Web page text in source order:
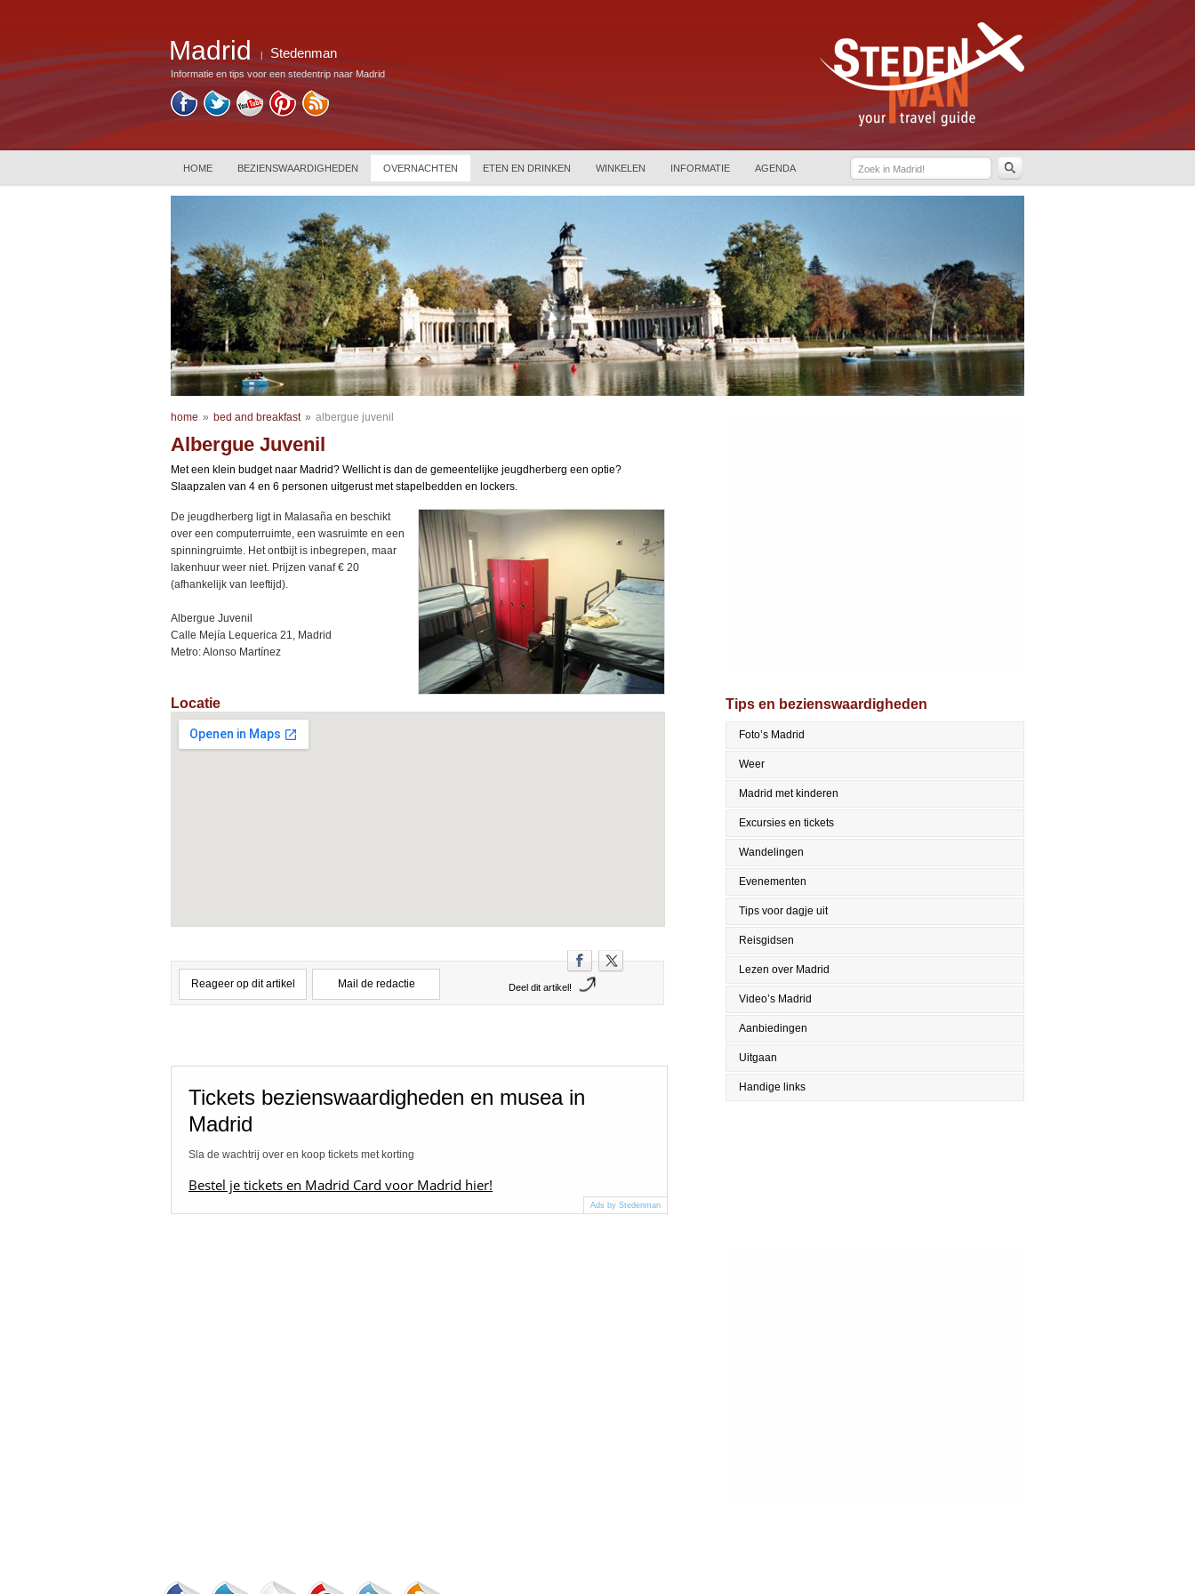
Madrid Stedenman
Informatie en tips voor een stedentrip naar Madrid
HOME BEZIENSWAARDIGHEDEN OVERNACHTEN ETEN EN DRINKEN WINKELEN INFORMATIE AGENDA
home » bed and breakfast » albergue juvenil
Albergue Juvenil
Met een klein budget naar Madrid? Wellicht is dan de gemeentelijke jeugdherberg een optie?
Slaapzalen van 4 en 6 personen uitgerust met stapelbedden en lockers.
De jeugdherberg ligt in Malasaña en beschikt
over een computerruimte, een wasruimte en een
spinningruimte. Het ontbijt is inbegrepen, maar
lakenhuur weer niet. Prijzen vanaf € 20
(afhankelijk van leeftijd).
Albergue Juvenil
Calle Mejía Lequerica 21, Madrid
Metro: Alonso Martínez
Locatie
Reageer op dit artikel Mail de redactie Deel dit artikel!
Tickets bezienswaardigheden en musea in
Madrid
Sla de wachtrij over en koop tickets met korting
Bestel je tickets en Madrid Card voor Madrid hier!
Ads by Stedenman
Tips en bezienswaardigheden
Foto’s Madrid
Weer
Madrid met kinderen
Excursies en tickets
Wandelingen
Evenementen
Tips voor dagje uit
Reisgidsen
Lezen over Madrid
Video’s Madrid
Aanbiedingen
Uitgaan
Handige links